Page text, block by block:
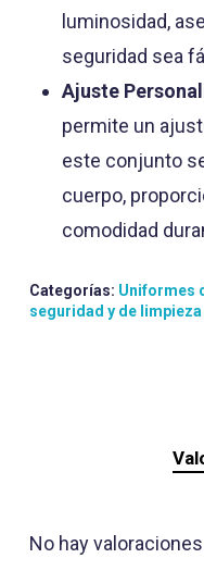
luminosidad,
seguridad sea
Ajuste
permite un
este conjunto
cuerpo,
comodidad
Categorías: Uniformes
seguridad y de limpieza
No hay